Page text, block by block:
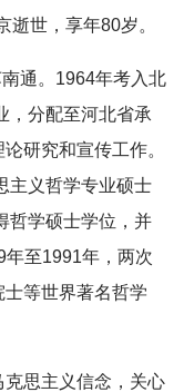
世，享年80岁。
通。1964年考入北
，分配至河北省承
研究和宣传工作。
主义哲学专业硕士
哲学硕士学位，并
至1991年，两次
等世界著名哲学
思主义信念，关心